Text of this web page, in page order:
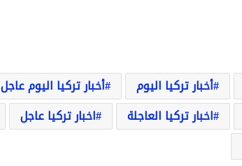
أخبار تركيا اليوم أخبار تركيا اليوم عاجل
اخبار تركيا العاجلة اخبار تركيا عاجل